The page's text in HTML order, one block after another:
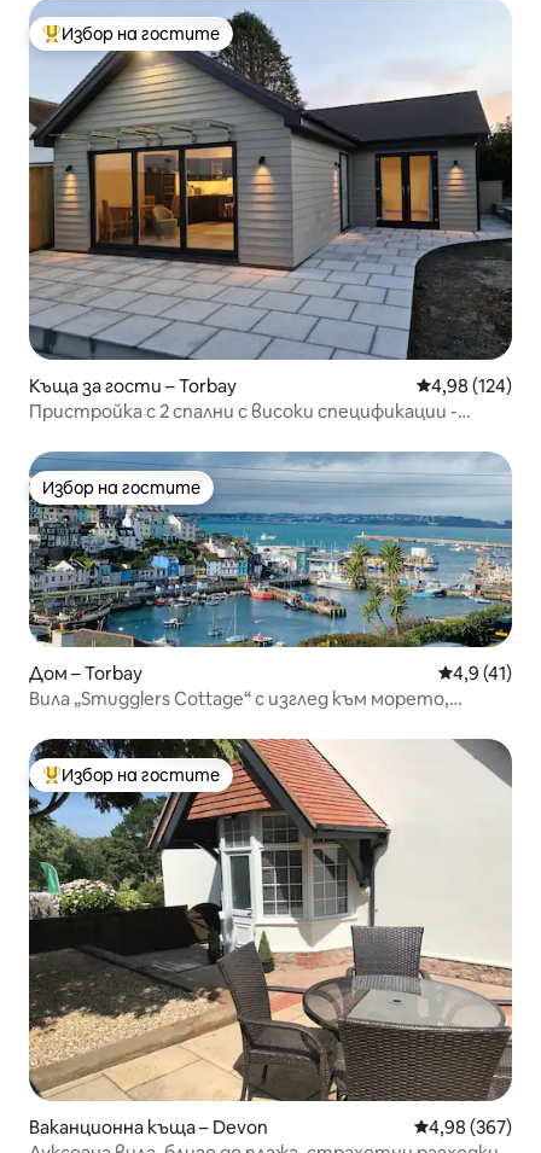
Най-популярен избор на гостите
Избор на гостите
Къща за гости – Torbay Средна
4,98 (124)
Пристройка с 2 спални с високи спецификации -
Избор на гостите
Избор на гостите
Дом – Torbay Средна
4,9 (41)
Вила „Smugglers Cottage“ с изглед към морето,
Най-популярен избор на гостите
Избор на гостите
Ваканционна къща – Devon Средна
4,98 (367)